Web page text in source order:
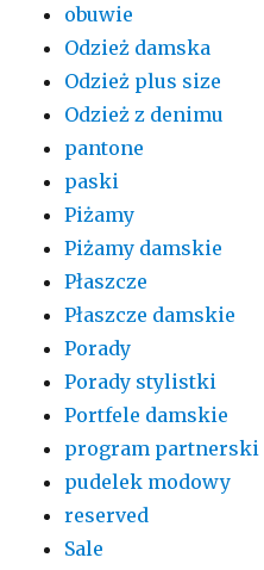
obuwie
Odzież damska
Odzież plus size
Odzież z denimu
pantone
paski
Piżamy
Piżamy damskie
Płaszcze
Płaszcze damskie
Porady
Porady stylistki
Portfele damskie
program partnerski
pudelek modowy
reserved
Sale